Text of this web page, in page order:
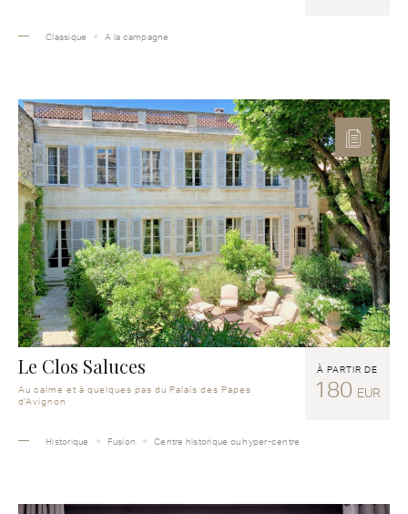
Classique A la campagne
Le Clos Saluces
Au calme et à quelques pas du Palais des Papes
d'Avignon
À PARTIR DE
180 EUR
Historique Fusion Centre historique ou hyper-centre